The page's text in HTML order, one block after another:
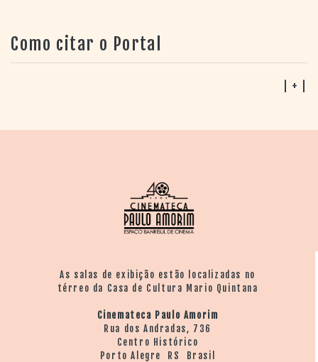
Como citar o Portal
| + |
As salas de exibição estão localizadas no
térreo da Casa de Cultura Mario Quintana
Cinemateca Paulo Amorim
Rua dos Andradas, 736
Centro Histórico
Porto Alegre RS Brasil